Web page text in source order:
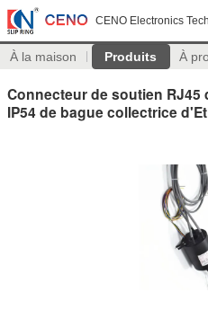
CENO Electronics
À la maison Produits À
Connecteur de soutien RJ45
IP54 de bague collectrice